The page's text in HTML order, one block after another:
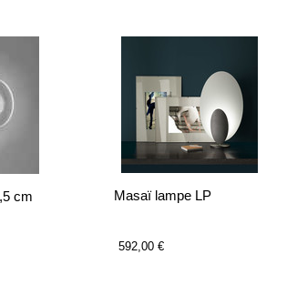
cm Masaï lampe LP
592,00 €